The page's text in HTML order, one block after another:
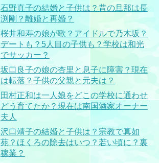
石野真子の結婚と子供は？昔の旦那は長
渕剛？離婚と再婚？
桜井和寿の娘が歌？アイドルで乃木坂？
デートも？5人目の子供も？学校は和光
でサッカー？
坂口良子の娘の杏里と息子に障害？現在
は転落？子供の父親と元夫は？
田村正和は一人娘をどこの学校に通わせ
どう育てたか？現在は南国酒家オーナー
夫人
沢口靖子の結婚と子供は？宗教で真如
苑？ほくろの除去はいつ？若い頃に？裏
稼業？